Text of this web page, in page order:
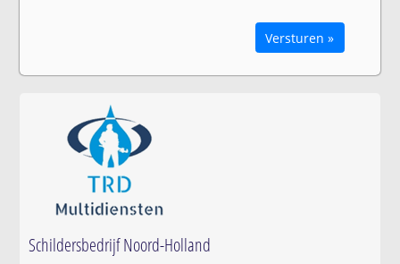
Versturen »
Schildersbedrijf Noord-Holland